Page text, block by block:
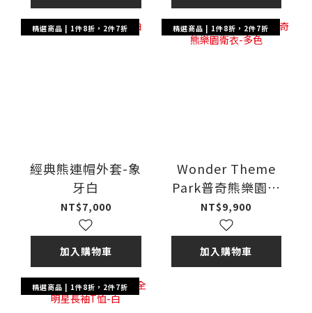
精選商品 | 1件8折，2件7折
經典熊連帽外套-象
牙白
NT$7,000
加入購物車
精選商品 | 1件8折，2件7折
Wonder Theme
Park普奇熊樂園衛
衣-多色
NT$9,900
加入購物車
精選商品 | 1件8折，2件7折